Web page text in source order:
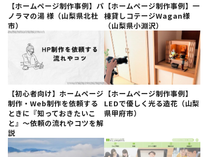
【ホームページ制作事例】パ
ノラマの湯 様（山梨県北杜
市）
【ホームページ制作事例】一
棟貸しコテージWagan様
（山梨県小淵沢）
【初心者向け】ホームページ
制作・Web制作を依頼する
ときに『知っておきたいこ
と』〜依頼の流れやコツを解
説
【ホームページ制作事例】
LEDで優しく光る造花（山梨
県甲府市）